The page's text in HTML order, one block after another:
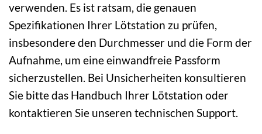
verwenden. Es ist ratsam, die genauen
Spezifikationen Ihrer Lötstation zu prüfen,
insbesondere den Durchmesser und die Form der
Aufnahme, um eine einwandfreie Passform
sicherzustellen. Bei Unsicherheiten konsultieren
Sie bitte das Handbuch Ihrer Lötstation oder
kontaktieren Sie unseren technischen Support.